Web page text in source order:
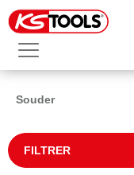
Souder
FILTRER